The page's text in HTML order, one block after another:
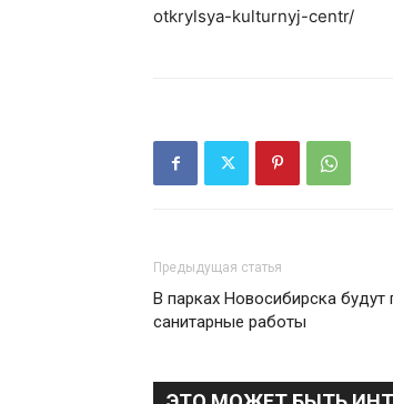
otkrylsya-kulturnyj-centr/
Предыдущая статья
В парках Новосибирска будут
санитарные работы